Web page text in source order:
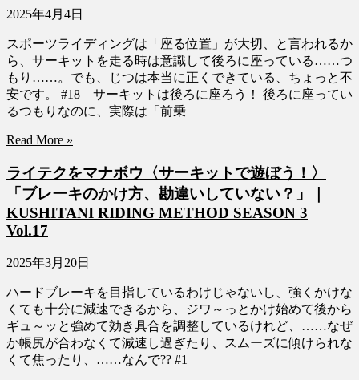
2025年4月4日
スポーツライディングは「座る位置」が大切、と言われるか
ら、サーキットを走る時は意識して後ろに座っている……つ
もり……。でも、じつは本当に正くできている、ちょっと不
安です。 #18 サーキットは後ろに座ろう！ 後ろに座ってい
るつもりなのに、実際は「前乗
Read More »
ライテクをマナボウ〈サーキットで遊ぼう！〉
「ブレーキのかけ方、勘違いしていない？」｜
KUSHITANI RIDING METHOD SEASON 3
Vol.17
2025年3月20日
ハードブレーキを目指しているわけじゃないし、強くかけな
くても十分に減速できるから、ジワ～っとかけ始めて後から
ギュ～ッと強めて効き具合を調整しているけれど、……なぜ
か帳尻が合わなくて減速し過ぎたり、スムーズに傾けられな
くて焦ったり、……なんで?? #1